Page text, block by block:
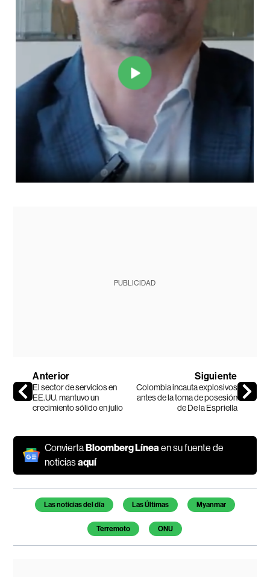
PUBLICIDAD
Anterior
El sector de servicios en
EE.UU. mantuvo un
crecimiento sólido en julio
Siguiente
Colombia incauta explosivos
antes de la toma de posesión
de De la Espriella
ConviertaBloomberg Línea en su fuente de
noticiasaquí
Temas de este artículo
Las noticias del día Las Últimas Myanmar
Terremoto ONU